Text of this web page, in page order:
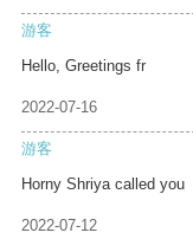
游客
Hello, Greetings fr
2022-07-16
游客
Horny Shriya called you
2022-07-12